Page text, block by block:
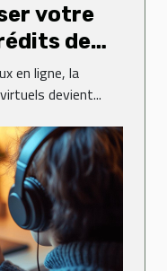
votre
de
en ligne, la
devient...